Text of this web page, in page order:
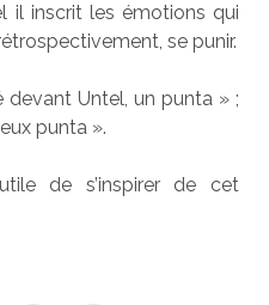
il inscrit les émotions qui
se punir.
Untel, un punta » ;
punta ».
de s’inspirer de cet